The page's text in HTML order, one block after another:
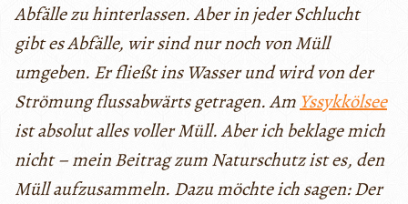
Abfälle zu hinterlassen. Aber in jeder Schlucht
gibt es Abfälle, wir sind nur noch von Müll
umgeben. Er fließt ins Wasser und wird von der
Strömung flussabwärts getragen. Am Yssykkölsee
ist absolut alles voller Müll. Aber ich beklage mich
nicht – mein Beitrag zum Naturschutz ist es, den
Müll aufzusammeln. Dazu möchte ich sagen: Der